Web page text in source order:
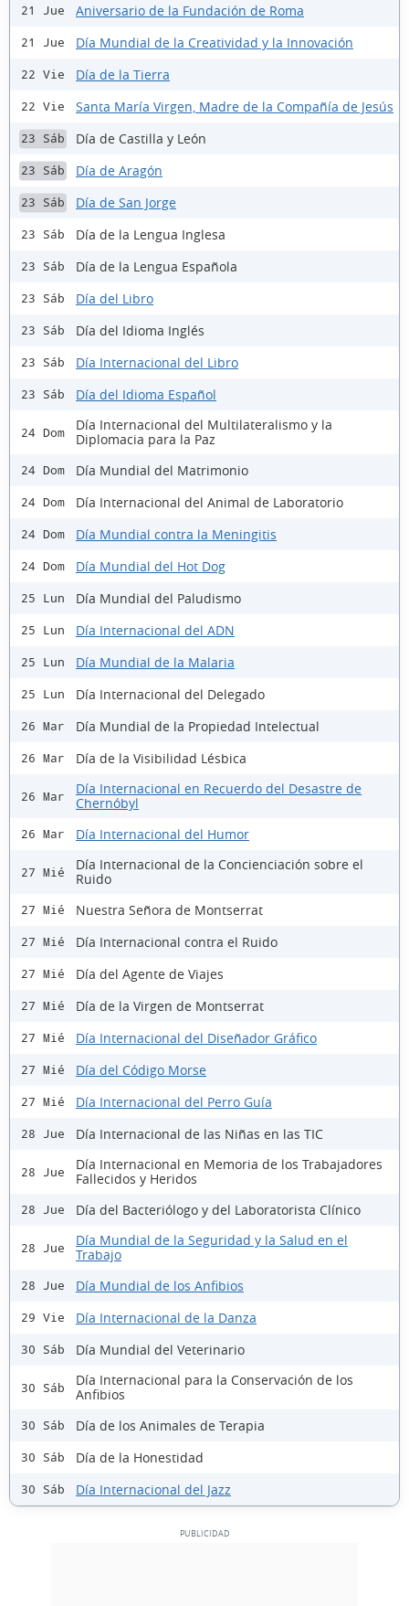
21 Jue Aniversario de la Fundación de Roma
21 Jue Día Mundial de la Creatividad y la Innovación
22 Vie Día de la Tierra
22 Vie Santa María Virgen, Madre de la Compañía de Jesús
23 Sáb Día de Castilla y León
23 Sáb Día de Aragón
23 Sáb Día de San Jorge
23 Sáb Día de la Lengua Inglesa
23 Sáb Día de la Lengua Española
23 Sáb Día del Libro
23 Sáb Día del Idioma Inglés
23 Sáb Día Internacional del Libro
23 Sáb Día del Idioma Español
24 Dom
Día Internacional del Multilateralismo y la
Diplomacia para la Paz
24 Dom Día Mundial del Matrimonio
24 Dom Día Internacional del Animal de Laboratorio
24 Dom Día Mundial contra la Meningitis
24 Dom Día Mundial del Hot Dog
25 Lun Día Mundial del Paludismo
25 Lun Día Internacional del ADN
25 Lun Día Mundial de la Malaria
25 Lun Día Internacional del Delegado
26 Mar Día Mundial de la Propiedad Intelectual
26 Mar Día de la Visibilidad Lésbica
26 Mar
Día Internacional en Recuerdo del Desastre de
Chernóbyl
26 Mar Día Internacional del Humor
27 Mié
Día Internacional de la Concienciación sobre el
Ruido
27 Mié Nuestra Señora de Montserrat
27 Mié Día Internacional contra el Ruido
27 Mié Día del Agente de Viajes
27 Mié Día de la Virgen de Montserrat
27 Mié Día Internacional del Diseñador Gráfico
27 Mié Día del Código Morse
27 Mié Día Internacional del Perro Guía
28 Jue Día Internacional de las Niñas en las TIC
28 Jue
Día Internacional en Memoria de los Trabajadores
Fallecidos y Heridos
28 Jue Día del Bacteriólogo y del Laboratorista Clínico
28 Jue
Día Mundial de la Seguridad y la Salud en el
Trabajo
28 Jue Día Mundial de los Anfibios
29 Vie Día Internacional de la Danza
30 Sáb Día Mundial del Veterinario
30 Sáb
Día Internacional para la Conservación de los
Anfibios
30 Sáb Día de los Animales de Terapia
30 Sáb Día de la Honestidad
30 Sáb Día Internacional del Jazz